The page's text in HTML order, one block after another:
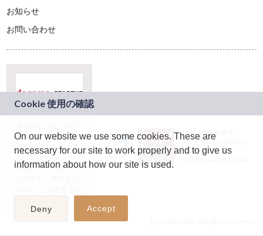
お知らせ
お問い合わせ
ドコモグループの新
規事業創出プログラ
ム「docomo
STARTUP」を通じて
JASRAC許諾番号：
9024936001Y45037
JASRAC許諾番号：
On our website we use some cookies. These are
necessary for our site to work properly and to give us
information about how our site is used.
Deny Accept